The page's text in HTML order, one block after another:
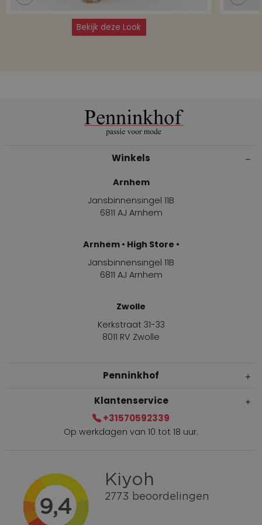
Bekijk deze Look
Winkels
Arnhem
Jansbinnensingel 11B
6811 AJ Arnhem
Arnhem • High Store •
Jansbinnensingel 11B
6811 AJ Arnhem
Zwolle
Kerkstraat 31-33
8011 RV Zwolle
Penninkhof
Gratis verzending vanaf € 100,=
Bel +31570592339
Spaarpunten
Klantenservice
+31570592339
Op werkdagen van 10 tot 18 uur.